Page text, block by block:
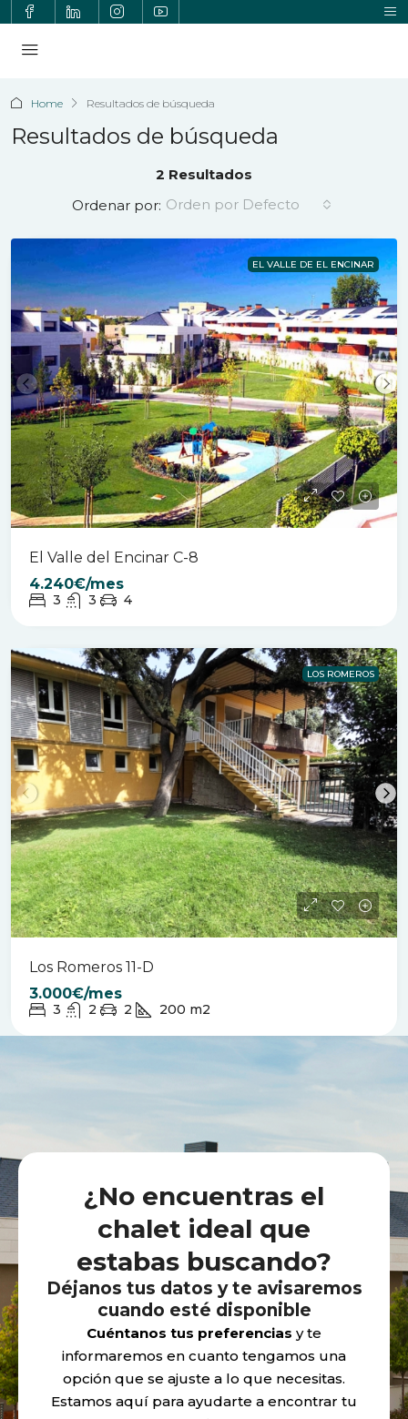
Home Resultados de búsqueda
Resultados de búsqueda
¿No encuentras el
chalet ideal que
estabas buscando?
Déjanos tus datos y te avisaremos
cuando esté disponible
Cuéntanos tus preferencias y te
informaremos en cuanto tengamos una
opción que se ajuste a lo que necesitas.
Estamos aquí para ayudarte a encontrar tu
2 Resultados
Ordenar por: Orden por Defecto
EL VALLE DE EL ENCINAR
El Valle del Encinar C-8
4.240€/mes
3 3 4
LOS ROMEROS
Los Romeros 11-D
3.000€/mes
3 2 2 200 m2